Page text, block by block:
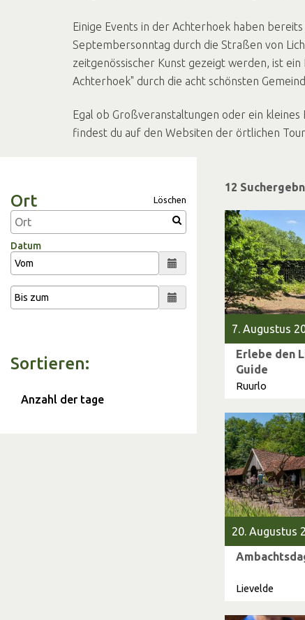
Einige Events in der Achterhoek haben
Septembersonntag durch die Straßen von
zeitgenössischer Kunst gezeigt werden, ist
Achterhoek" durch die acht schönsten
Egal ob Großveranstaltungen oder ein
findest du auf den Websiten der örtlichen
Ort Löschen
Datum
Sortieren:
Anzahl der tage
12
7. Augustus
Erlebe den
Guide
Ruurlo
20. Augustus
Lievelde